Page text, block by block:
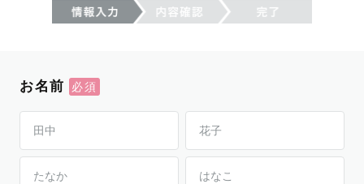
お名前